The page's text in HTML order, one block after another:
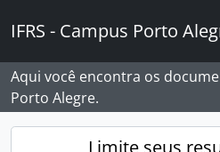
IFRS - Campus Porto
Aqui você encontra os
Porto Alegre.
Limite seus